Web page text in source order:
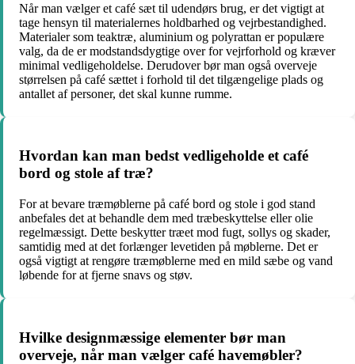
Når man vælger et café sæt til udendørs brug, er det vigtigt at
tage hensyn til materialernes holdbarhed og vejrbestandighed.
Materialer som teaktræ, aluminium og polyrattan er populære
valg, da de er modstandsdygtige over for vejrforhold og kræver
minimal vedligeholdelse. Derudover bør man også overveje
størrelsen på café sættet i forhold til det tilgængelige plads og
antallet af personer, det skal kunne rumme.
Hvordan kan man bedst vedligeholde et café
bord og stole af træ?
For at bevare træmøblerne på café bord og stole i god stand
anbefales det at behandle dem med træbeskyttelse eller olie
regelmæssigt. Dette beskytter træet mod fugt, sollys og skader,
samtidig med at det forlænger levetiden på møblerne. Det er
også vigtigt at rengøre træmøblerne med en mild sæbe og vand
løbende for at fjerne snavs og støv.
Hvilke designmæssige elementer bør man
overveje, når man vælger café havemøbler?